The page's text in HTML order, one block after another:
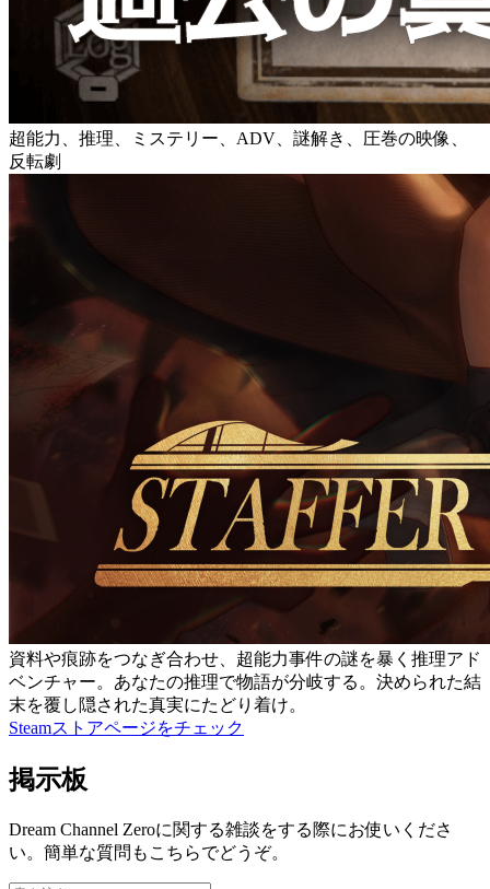
超能力、推理、ミステリー、ADV、謎解き、圧巻の映像、
反転劇
資料や痕跡をつなぎ合わせ、超能力事件の謎を暴く推理アド
ベンチャー。あなたの推理で物語が分岐する。決められた結
末を覆し隠された真実にたどり着け。
Steamストアページをチェック
掲示板
Dream Channel Zeroに関する雑談をする際にお使いくださ
い。簡単な質問もこちらでどうぞ。